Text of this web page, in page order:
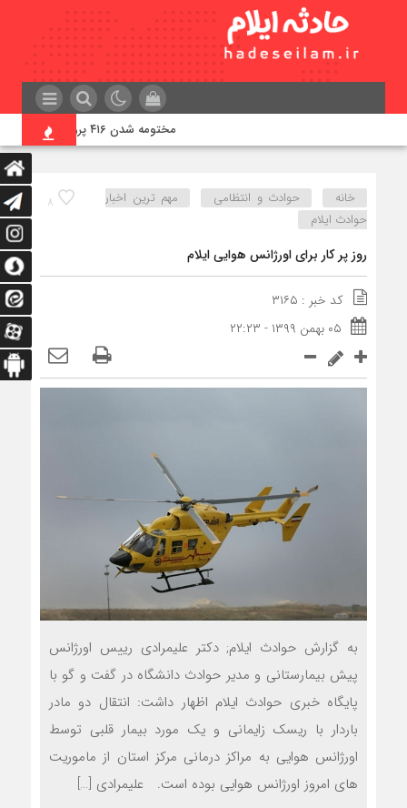
مختومه شدن ۴۱۶ پرونده در هیئت‌های صلح ایلام
۸ خانه حوادث و انتظامی
مهم ترین اخبار
حوادث ایلام
روز پر کار برای اورژانس هوایی ایلام
کد خبر : ۳۱۶۵
۰۵ بهمن ۱۳۹۹ - ۲۲:۲۳
به گزارش حوادث ایلام; دکتر علیمرادی رییس اورژانس
پیش بیمارستانی و مدیر حوادث دانشگاه در گفت و گو با
پایگاه خبری حوادث ایلام اظهار داشت: انتقال دو مادر
باردار با ریسک زایمانی و یک مورد بیمار قلبی توسط
اورژانس هوایی به مراکز درمانی مرکز استان از ماموریت
های امروز اورژانس هوایی بوده است. علیمرادی […]